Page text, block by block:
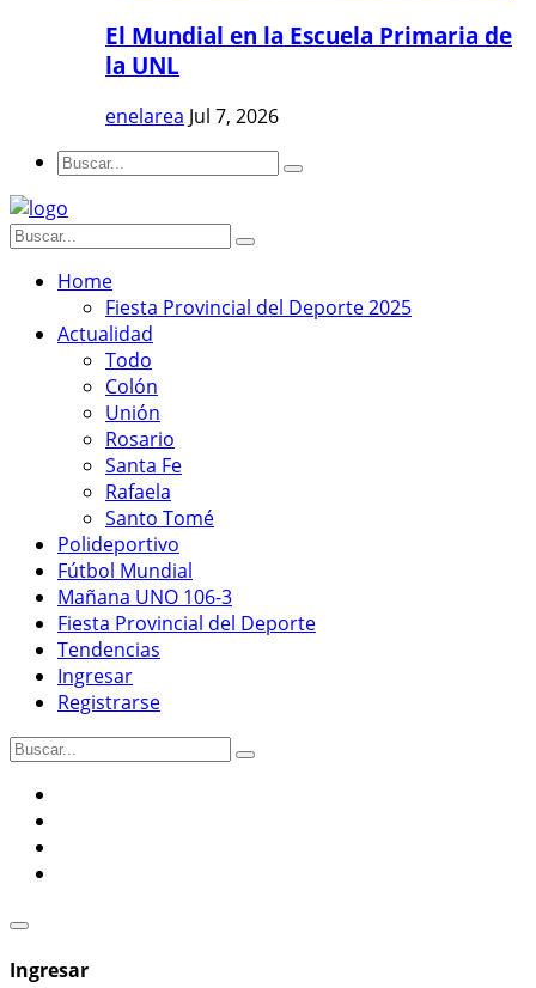
El Mundial en la Escuela Primaria de
la UNL
enelarea Jul 7, 2026
Home
Fiesta Provincial del Deporte 2025
Actualidad
Todo
Colón
Unión
Rosario
Santa Fe
Rafaela
Santo Tomé
Polideportivo
Fútbol Mundial
Mañana UNO 106-3
Fiesta Provincial del Deporte
Tendencias
Ingresar
Registrarse
Ingresar